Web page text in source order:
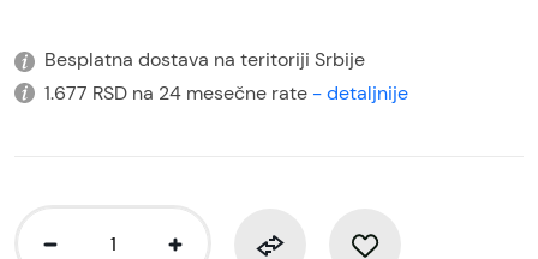
Besplatna dostava na teritoriji Srbije
1.677 RSD na 24 mesečne rate - detaljnije